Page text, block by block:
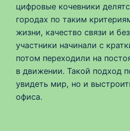
цифровые кочевники
городах по таким
жизни, качество связи и
участники начинали с
потом переходили на
в движении. Такой подход
увидеть мир, но и
офиса.